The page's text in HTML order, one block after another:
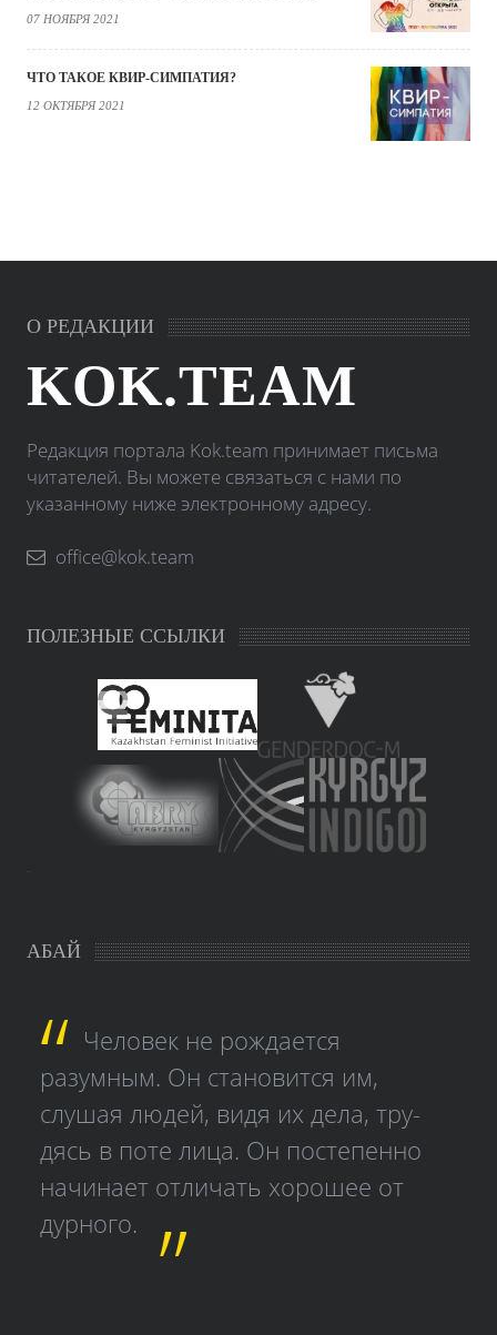
07 НОЯБРЯ 2021
ЧТО ТАКОЕ КВИР-СИМПАТИЯ?
12 ОКТЯБРЯ 2021
О РЕДАКЦИИ
KOK.TEAM
Редакция портала Kok.team принимает письма
читателей. Вы можете связаться с нами по
указанному ниже электронному адресу.
office@kok.team
ПОЛЕЗНЫЕ ССЫЛКИ
АБАЙ
Человек не рождается
разумным. Он становится им,
слушая людей, видя их дела, тру­
дясь в поте лица. Он постепенно
начинает отличать хорошее от
дурного.